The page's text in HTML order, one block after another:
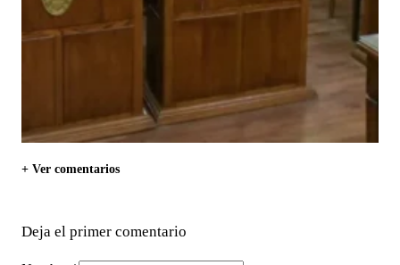
+ Ver comentarios
Deja el primer comentario